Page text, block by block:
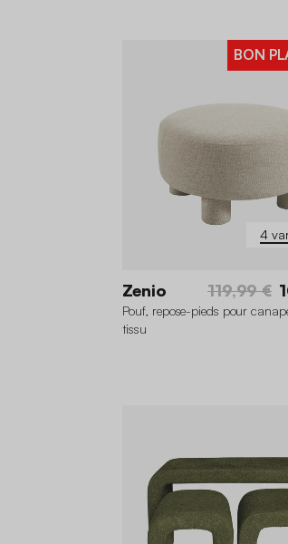
4
BON
Zenio 119,99 €
Pouf, repose-pieds pour
tissu